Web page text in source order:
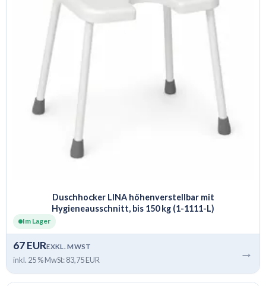
Duschhocker LINA höhenverstellbar mit
Hygieneausschnitt, bis 150 kg (1-1111-L)
Im Lager
67 EUREXKL. MWST
inkl. 25 % MwSt: 83,75 EUR →